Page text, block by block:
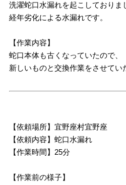
洗濯蛇口水漏れを起こしておりま
経年劣化による水漏れです。
【作業内容】
蛇口本体も古くなっていたので、
新しいものと交換作業をさせてい
【依頼場所】宜野座村宜野座
【依頼内容】蛇口水漏れ
【作業時間】25分
【作業前の様子】